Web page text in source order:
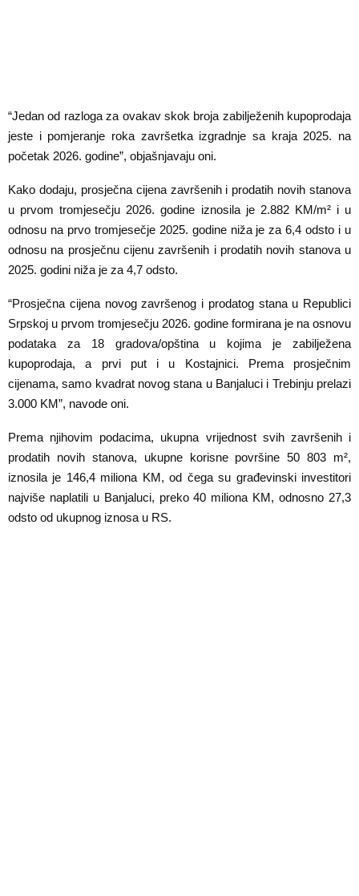
“Jedan od razloga za ovakav skok broja zabilježenih kupoprodaja
jeste i pomjeranje roka završetka izgradnje sa kraja 2025. na
početak 2026. godine”, objašnjavaju oni.
Kako dodaju, prosječna cijena završenih i prodatih novih stanova
u prvom tromjesečju 2026. godine iznosila je 2.882 KM/m² i u
odnosu na prvo tromjesečje 2025. godine niža je za 6,4 odsto i u
odnosu na prosječnu cijenu završenih i prodatih novih stanova u
2025. godini niža je za 4,7 odsto.
“Prosječna cijena novog završenog i prodatog stana u Republici
Srpskoj u prvom tromjesečju 2026. godine formirana je na osnovu
podataka za 18 gradova/opština u kojima je zabilježena
kupoprodaja, a prvi put i u Kostajnici. Prema prosječnim
cijenama, samo kvadrat novog stana u Banjaluci i Trebinju prelazi
3.000 KM”, navode oni.
Prema njihovim podacima, ukupna vrijednost svih završenih i
prodatih novih stanova, ukupne korisne površine 50 803 m²,
iznosila je 146,4 miliona KM, od čega su građevinski investitori
najviše naplatili u Banjaluci, preko 40 miliona KM, odnosno 27,3
odsto od ukupnog iznosa u RS.